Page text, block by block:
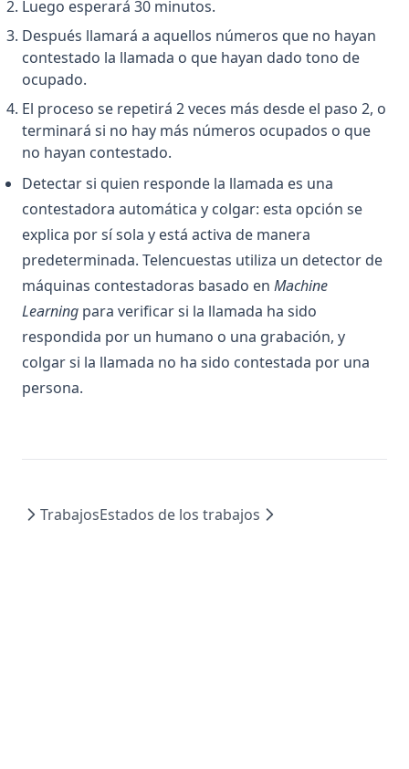
Luego esperará 30 minutos.
Después llamará a aquellos números que no hayan
contestado la llamada o que hayan dado tono de
ocupado.
El proceso se repetirá 2 veces más desde el paso 2, o
terminará si no hay más números ocupados o que
no hayan contestado.
Detectar si quien responde la llamada es una
contestadora automática y colgar: esta opción se
explica por sí sola y está activa de manera
predeterminada. Telencuestas utiliza un detector de
máquinas contestadoras basado en Machine
Learning para verificar si la llamada ha sido
respondida por un humano o una grabación, y
colgar si la llamada no ha sido contestada por una
persona.
TrabajosEstados de los trabajos